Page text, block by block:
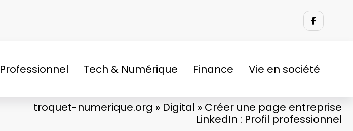
Professionnel Tech & Numérique Finance Vie en société
troquet-numerique.org » Digital » Créer une page entreprise
LinkedIn : Profil professionnel